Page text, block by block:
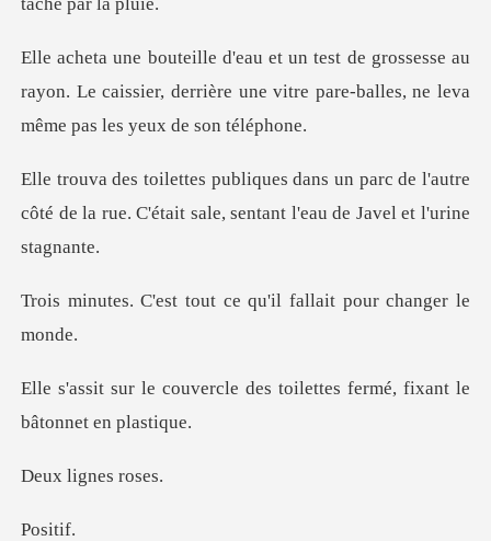
esse au
rayon. Le caissier, derrière une vitre pare
parc de l'autre
côté de la rue. C'était sale
tout ce qu'il fallait
le des toilettes fermé, fix
ignes
si